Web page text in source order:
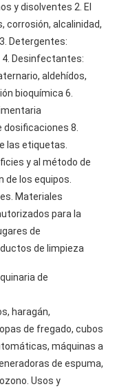
y disolventes 2. El
corrosión, alcalinidad,
Detergentes:
Desinfectantes:
aldehídos,
bioquímica 6.
dosificaciones 8.
las etiquetas.
y al método de
de los equipos.
Materiales
para la
de
de limpieza
de
haragán,
de fregado, cubos
máquinas a
de espuma,
Usos y